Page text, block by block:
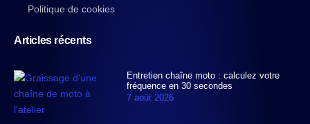
Politique de cookies
Articles récents
Entretien chaîne moto : calculez votre
fréquence en 30 secondes
7 août 2026